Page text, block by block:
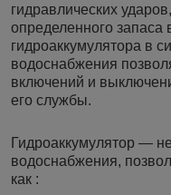
гидравлических
определенного
гидроаккумулятора в
водоснабжения
включений и
его службы.
Гидроаккумулятор —
водоснабжения,
как :